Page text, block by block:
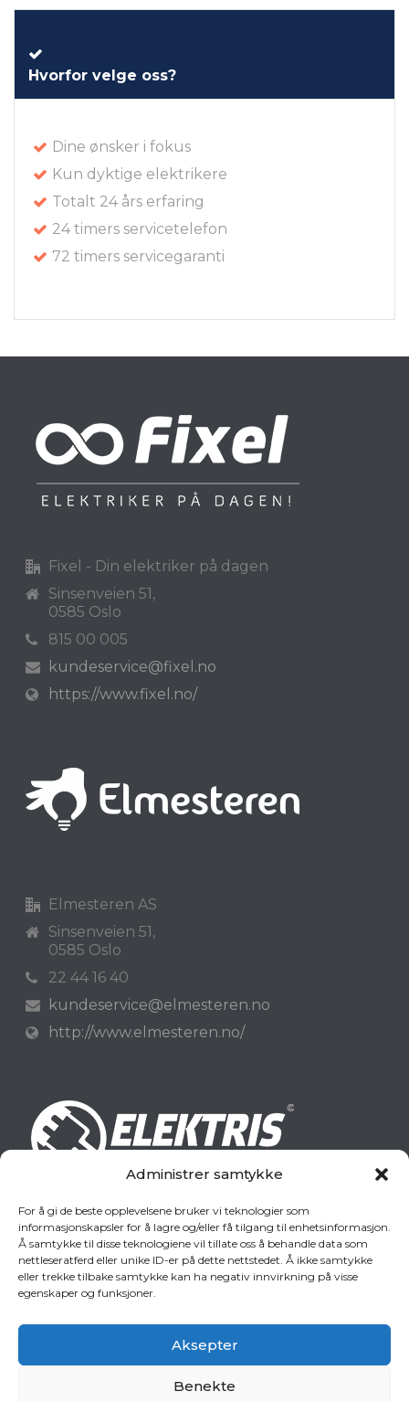
Administrer samtykke
For å gi de beste opplevelsene bruker vi teknologier som
informasjonskapsler for å lagre og/eller få tilgang til enhetsinformasjon.
Å samtykke til disse teknologiene vil tillate oss å behandle data som
nettleseratferd eller unike ID-er på dette nettstedet. Å ikke samtykke
eller trekke tilbake samtykke kan ha negativ innvirkning på visse
egenskaper og funksjoner.
Aksepter
Benekte
Hvorfor velge oss?
Dine ønsker i fokus
Kun dyktige elektrikere
Totalt 24 års erfaring
24 timers servicetelefon
72 timers servicegaranti
Fixel - Din elektriker på dagen
Sinsenveien 51,
0585 Oslo
815 00 005
kundeservice@fixel.no
https://www.fixel.no/
Elmesteren AS
Sinsenveien 51,
0585 Oslo
22 44 16 40
kundeservice@elmesteren.no
http://www.elmesteren.no/
Elektris - 24 timer service
Oscars gate 61,
0256 Oslo
http://www.elektris.no/